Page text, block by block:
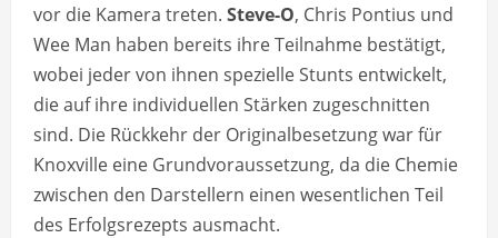
vor die Kamera treten. Steve-O, Chris Pontius und
Wee Man haben bereits ihre Teilnahme bestätigt,
wobei jeder von ihnen spezielle Stunts entwickelt,
die auf ihre individuellen Stärken zugeschnitten
sind. Die Rückkehr der Originalbesetzung war für
Knoxville eine Grundvoraussetzung, da die Chemie
zwischen den Darstellern einen wesentlichen Teil
des Erfolgsrezepts ausmacht.